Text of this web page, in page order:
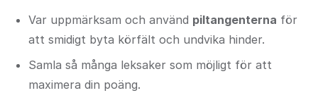
Var uppmärksam och använd piltangenterna för
att smidigt byta körfält och undvika hinder.
Samla så många leksaker som möjligt för att
maximera din poäng.